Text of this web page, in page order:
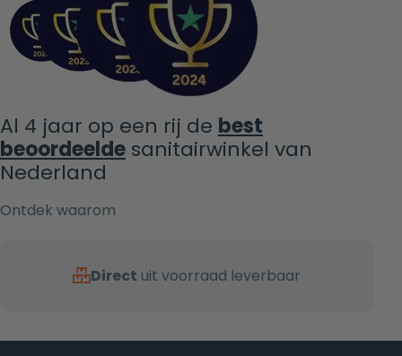
Al 4 jaar op een rij de best
beoordeelde sanitairwinkel van
Nederland
Ontdek waarom
Direct uit voorraad leverbaar